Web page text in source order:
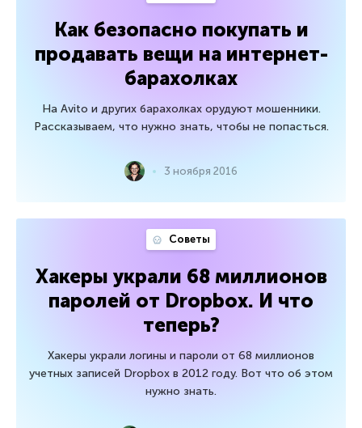
Как безопасно покупать и
продавать вещи на интернет-
барахолках
На Avito и других барахолках орудуют мошенники.
Рассказываем, что нужно знать, чтобы не попасться.
3 ноября 2016
Советы
Хакеры украли 68 миллионов
паролей от Dropbox. И что
теперь?
Хакеры украли логины и пароли от 68 миллионов
учетных записей Dropbox в 2012 году. Вот что об этом
нужно знать.